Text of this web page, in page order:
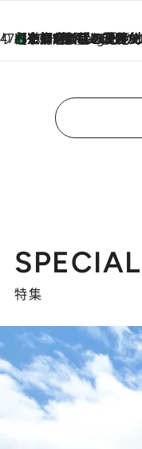
47都道府県の手みやげ ひんやりスイーツで夏を満喫
10 Hours Ago
【京都府】この夏絶対食べたい 冷やしておいしいおやつ3選 ひと口目から心を掴む新
SPECIAL
特集